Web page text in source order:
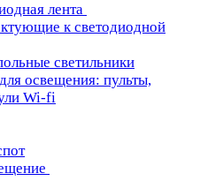
лента
к светодиодной
светильники
освещения: пульты,
Wi-fi